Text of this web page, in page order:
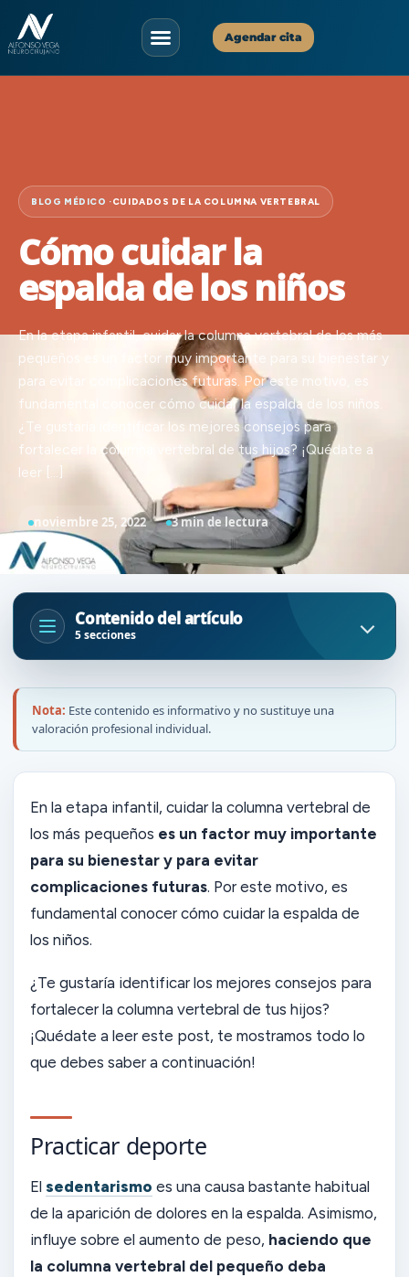
Agendar cita
BLOG MÉDICO ·CUIDADOS DE LA COLUMNA VERTEBRAL
Cómo cuidar la
espalda de los niños
En la etapa infantil, cuidar la columna vertebral de los más
pequeños es un factor muy importante para su bienestar y
para evitar complicaciones futuras. Por este motivo, es
fundamental conocer cómo cuidar la espalda de los niños.
¿Te gustaría identificar los mejores consejos para
fortalecer la columna vertebral de tus hijos? ¡Quédate a
leer […]
noviembre 25, 2022 3 min de lectura
Contenido del artículo
5 secciones
Nota: Este contenido es informativo y no sustituye una
valoración profesional individual.
En la etapa infantil, cuidar la columna vertebral de
los más pequeños es un factor muy importante
para su bienestar y para evitar
complicaciones futuras. Por este motivo, es
fundamental conocer cómo cuidar la espalda de
los niños.
¿Te gustaría identificar los mejores consejos para
fortalecer la columna vertebral de tus hijos?
¡Quédate a leer este post, te mostramos todo lo
que debes saber a continuación!
Practicar deporte
El sedentarismo es una causa bastante habitual
de la aparición de dolores en la espalda. Asimismo,
influye sobre el aumento de peso, haciendo que
la columna vertebral del pequeño deba
16:24